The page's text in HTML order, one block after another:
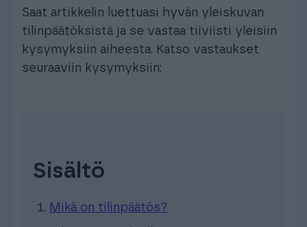
Saat artikkelin luettuasi hyvän yleiskuvan
tilinpäätöksistä ja se vastaa tiiviisti yleisiin
kysymyksiin aiheesta. Katso vastaukset
seuraaviin kysymyksiin:
Sisältö
Mikä on tilinpäätös?